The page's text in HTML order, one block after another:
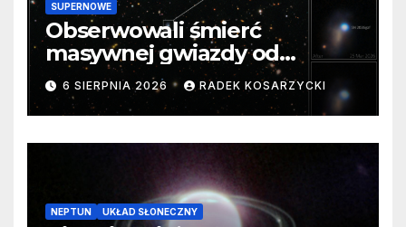
SUPERNOWE
Obserwowali śmierć
masywnej gwiazdy od
samego początku. Niezwykle
cenne dane
6 SIERPNIA 2026 RADEK KOSARZYCKI
NEPTUN UKŁAD SŁONECZNY